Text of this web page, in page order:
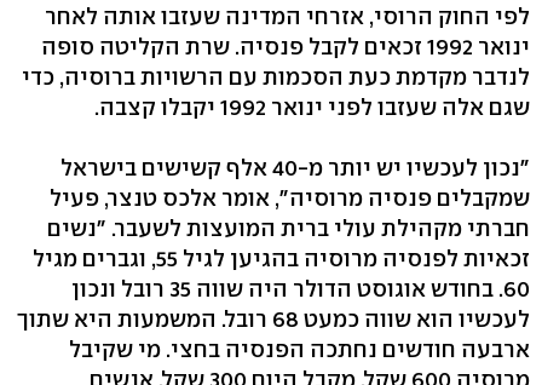
לפי החוק הרוסי, אזרחי המדינה שעזבו אותה לאחר
ינואר 1992 זכאים לקבל פנסיה. שרת הקליטה סופה
לנדבר מקדמת כעת הסכמות עם הרשויות ברוסיה, כדי
שגם אלה שעזבו לפני ינואר 1992 יקבלו קצבה.
"נכון לעכשיו יש יותר מ-40 אלף קשישים בישראל
שמקבלים פנסיה מרוסיה", אומר אלכס טנצר, פעיל
חברתי מקהילת עולי ברית המועצות לשעבר. "נשים
זכאיות לפנסיה מרוסיה בהגיען לגיל 55, וגברים מגיל
60. בחודש אוגוסט הדולר היה שווה 35 רובל ונכון
לעכשיו הוא שווה כמעט 68 רובל. המשמעות היא שתוך
ארבעה חודשים נחתכה הפנסיה בחצי. מי שקיבל
מרוסיה 600 שקל, מקבל היום 300 שקל. אנשים